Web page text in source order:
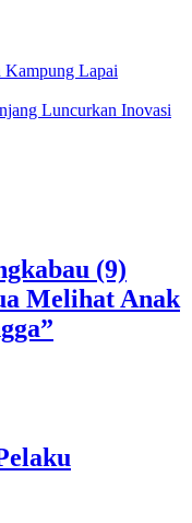
Lapai
Luncurkan Inovasi
(9)
Melihat Anak